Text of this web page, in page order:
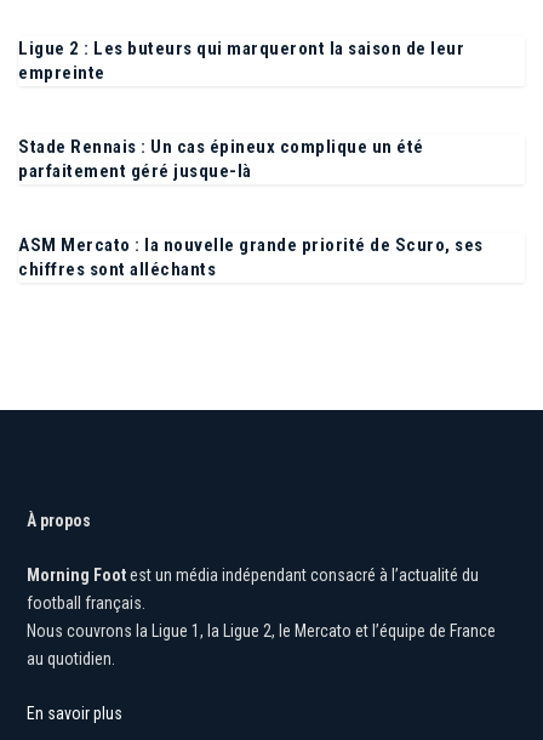
Ligue 2 : Les buteurs qui marqueront la saison de leur
empreinte
Stade Rennais : Un cas épineux complique un été
parfaitement géré jusque-là
ASM Mercato : la nouvelle grande priorité de Scuro, ses
À propos
Morning Foot
est un média indépendant consacré à l’actualité du
football français.
Nous couvrons la Ligue 1, la Ligue 2, le Mercato et l’équipe de France
au quotidien.
En savoir plus